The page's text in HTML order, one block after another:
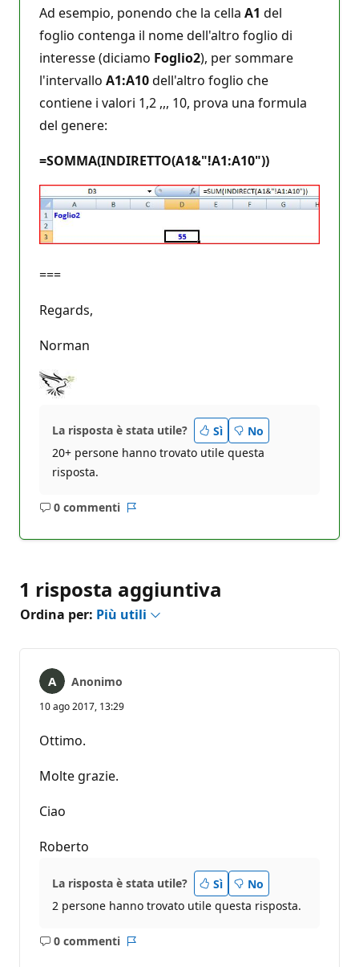
Ad esempio, ponendo che la cella A1 del
foglio contenga il nome dell'altro foglio di
interesse (diciamo Foglio2), per sommare
l'intervallo A1:A10dell'altro foglio che
contiene i valori 1,2 ,,, 10, prova una formula
del genere:
=SOMMA(INDIRETTO(A1&"!A1:A10"))
===
Regards,
Norman
La risposta è stata utile? Sì
No
20+ persone hanno trovato utile questa
risposta.
0 commenti
Nessun
Report
1 risposta aggiuntiva
Ordina per: Più utili
Anonimo
10 ago 2017, 13:29
Ottimo.
Molte grazie.
Ciao
Roberto
La risposta è stata utile? Sì
No
2 persone hanno trovato utile questa risposta.
0 commenti
Nessun
Report